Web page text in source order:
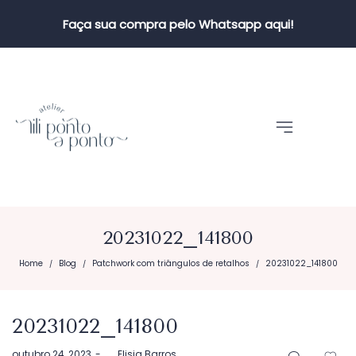
Faça sua compra pelo Whatsapp aqui!
20231022_141800
Home / Blog / Patchwork com triângulos de retalhos / 20231022_141800
20231022_141800
Postado